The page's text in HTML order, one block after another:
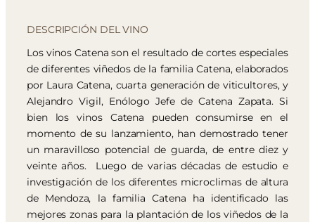
DESCRIPCIÓN DEL VINO
Los vinos Catena son el resultado de cortes especiales
de diferentes viñedos de la familia Catena, elaborados
por Laura Catena, cuarta generación de viticultores, y
Alejandro Vigil, Enólogo Jefe de Catena Zapata. Si
bien los vinos Catena pueden consumirse en el
momento de su lanzamiento, han demostrado tener
un maravilloso potencial de guarda, de entre diez y
veinte años. Luego de varias décadas de estudio e
investigación de los diferentes microclimas de altura
de Mendoza, la familia Catena ha identificado las
mejores zonas para la plantación de los viñedos de la